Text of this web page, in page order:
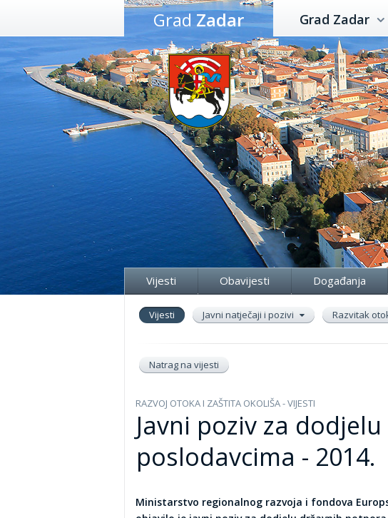
Preskoči
sadržaj
GradZadar Grad Zadar
Vijesti Obavijesti Događanja
Vijesti Javni natječaji i pozivi Razvitak
Natrag na vijesti
RAZVOJ OTOKA I ZAŠTITA OKOLIŠA - VIJESTI
Javni poziv za
poslodavcima - 2014.
Ministarstvo regionalnog razvoja i fondova